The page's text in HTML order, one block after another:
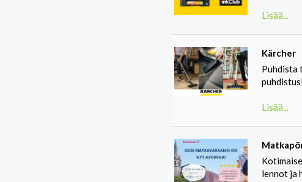
Lisää...
Kärcher
Puhdista
Lisää...
lennot ja